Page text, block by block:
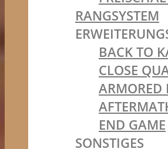
RANGSYSTEM
BACK TO
CLOSE
ARMORED
END GAME
SONSTIGES